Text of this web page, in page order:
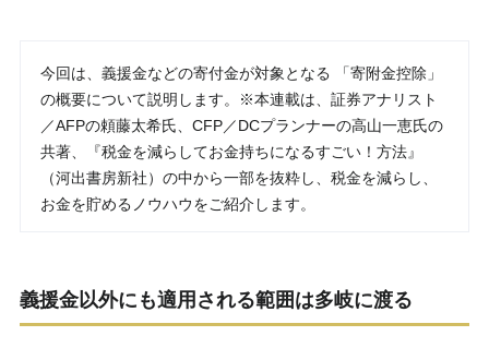
今回は、義援金などの寄付金が対象となる 「寄附金控除」
の概要について説明します。※本連載は、証券アナリスト
／AFPの頼藤太希氏、CFP／DCプランナーの高山一恵氏の
共著、『税金を減らしてお金持ちになるすごい！方法』
（河出書房新社）の中から一部を抜粋し、税金を減らし、
お金を貯めるノウハウをご紹介します。
義援金以外にも適用される範囲は多岐に渡る